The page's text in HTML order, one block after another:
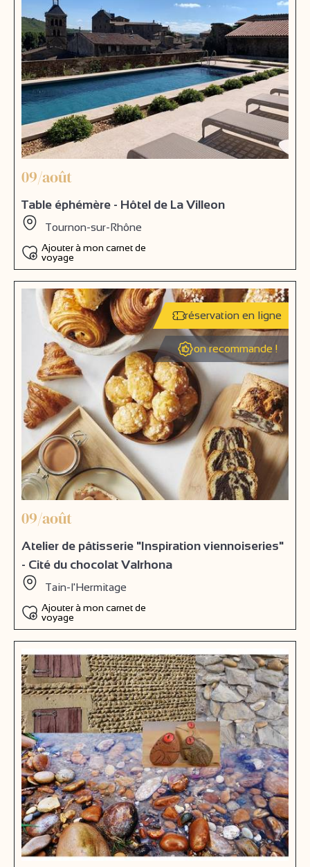
09/août
Table éphémère - Hôtel de La Villeon
Tournon-sur-Rhône
Ajouter à mon carnet de
voyage
réservation en ligne
on recommande !
09/août
Atelier de pâtisserie "Inspiration viennoiseries"
- Cité du chocolat Valrhona
Tain-l'Hermitage
Ajouter à mon carnet de
voyage